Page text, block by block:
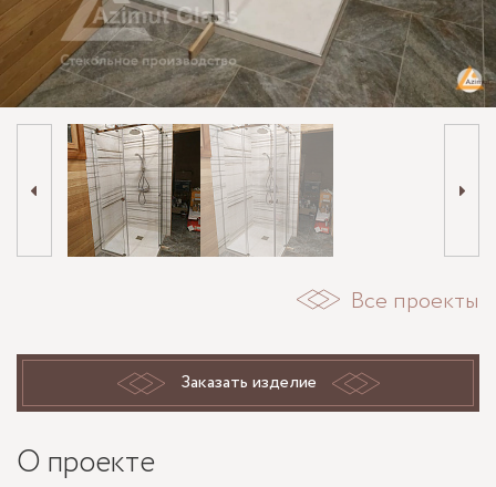
Все проекты
Заказать изделие
О проекте